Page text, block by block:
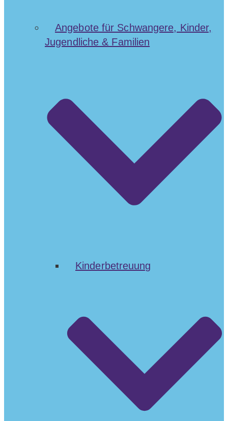
Angebote für Schwangere, Kinder,
Jugendliche & Familien
Kinderbetreuung